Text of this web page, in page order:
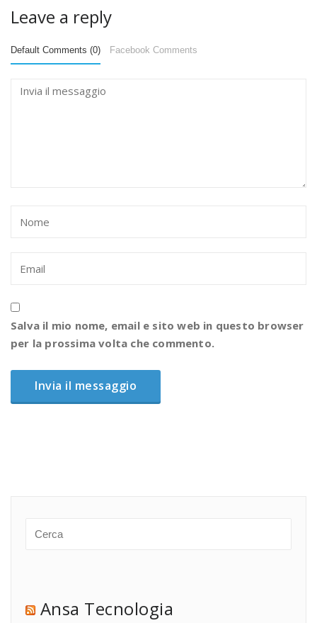
Leave a reply
Default Comments (0) Facebook Comments
Salva il mio nome, email e sito web in questo browser
per la prossima volta che commento.
Ansa Tecnologia